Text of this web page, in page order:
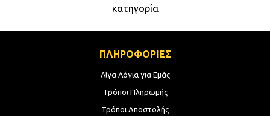
κατηγορία
ΠΛΗΡΟΦΟΡΙΕΣ
Λίγα Λόγια για Εμάς
Τρόποι Πληρωμής
Τρόποι Αποστολής